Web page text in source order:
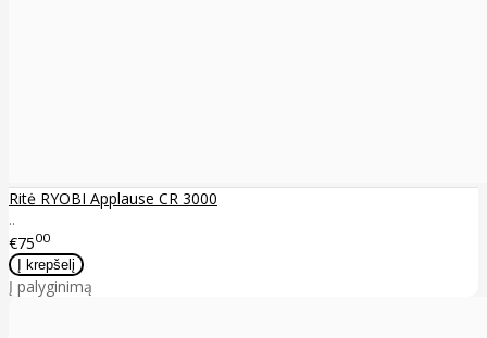
Ritė RYOBI Applause CR 3000
..
€7500
Į palyginimą